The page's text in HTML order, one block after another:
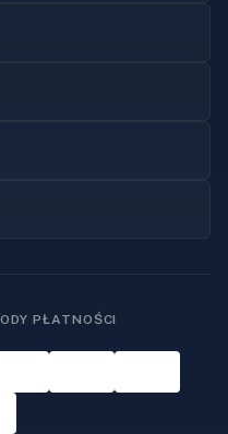
PŁATNOŚCI